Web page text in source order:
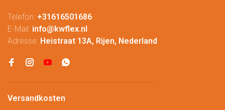
Telefon: +31616501686
E-Mail: info@kwflex.nl
Adresse: Heistraat 13A, Rijen, Nederland
Versandkosten